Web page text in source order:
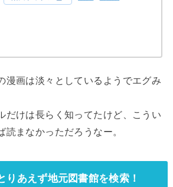
漫画は淡々としているようでエグみ
だけは長らく知ってたけど、こうい
読まなかっただろうなー。
りあえず地元図書館を検索！